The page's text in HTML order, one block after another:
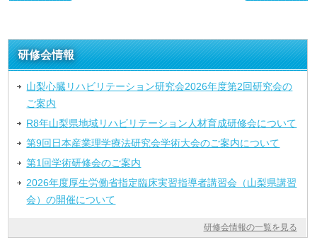
研修会情報
山梨心臓リハビリテーション研究会2026年度第2回研究会の
ご案内
R8年山梨県地域リハビリテーション人材育成研修会について
第9回日本産業理学療法研究会学術大会のご案内について
第1回学術研修会のご案内
2026年度厚生労働省指定臨床実習指導者講習会（山梨県講習
会）の開催について
研修会情報の一覧を見る